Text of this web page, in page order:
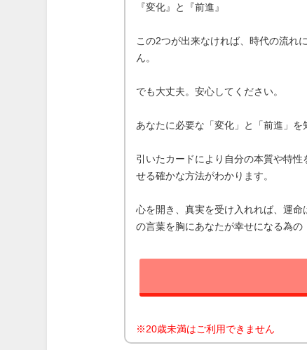
『変化』と『前進』
この2つが出来なければ、時代の流れ
ん。
でも大丈夫。安心してください。
あなたに必要な「変化」と「前進」を
引いたカードにより自分の本質や特
せる確かな方法がわかります。
心を開き、真実を受け入れれば、運
の言葉を胸にあなたが幸せになる為の
※20歳未満はご利用できません